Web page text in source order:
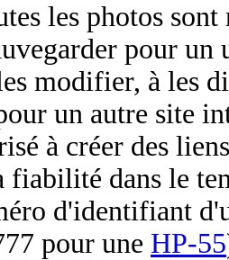
les photos sont
pour un
modifier, à les
un autre site
à créer des
fiabilité dans le
d'identifiant
pour une HP-55